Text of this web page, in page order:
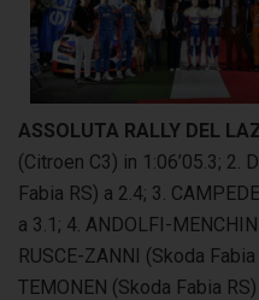
ASSOLUTA RALLY DEL
(Citroen C3) in 1:06’05.3; 2.
Fabia RS) a 2.4; 3.
a 3.1; 4. ANDOLFI-
RUSCE-ZANNI (Skoda
TEMONEN (Skoda Fabia